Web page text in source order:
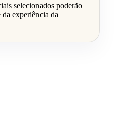
selecionados poderão
experiência da